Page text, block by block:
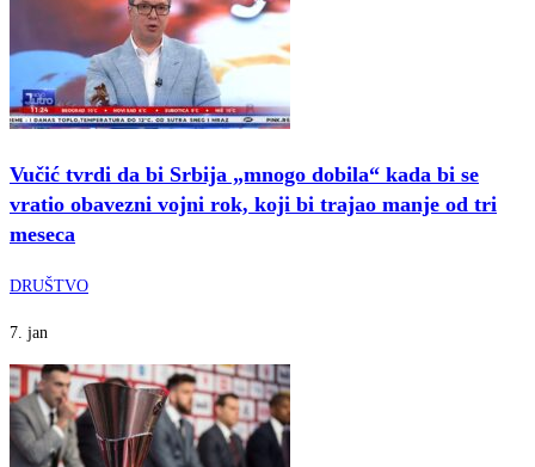
Vučić tvrdi da bi Srbija „mnogo dobila“ kada bi se
vratio obavezni vojni rok, koji bi trajao manje od tri
meseca
DRUŠTVO
7. jan